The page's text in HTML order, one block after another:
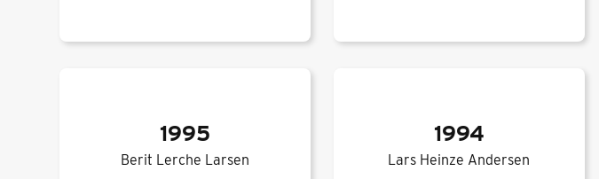
1995
Berit Lerche Larsen
1994
Lars Heinze Andersen